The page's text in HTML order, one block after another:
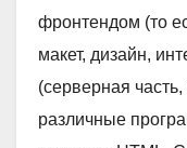
фронтендом (то
макет, дизайн,
(серверная
различные